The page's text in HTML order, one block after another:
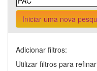
Iniciar uma nova
Adicionar filtros:
Utilizar filtros para